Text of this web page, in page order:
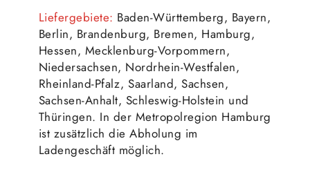
Liefergebiete: Baden-Württemberg, Bayern,
Berlin, Brandenburg, Bremen, Hamburg,
Hessen, Mecklenburg-Vorpommern,
Niedersachsen, Nordrhein-Westfalen,
Rheinland-Pfalz, Saarland, Sachsen,
Sachsen-Anhalt, Schleswig-Holstein und
Thüringen. In der Metropolregion Hamburg
ist zusätzlich die Abholung im
Ladengeschäft möglich.